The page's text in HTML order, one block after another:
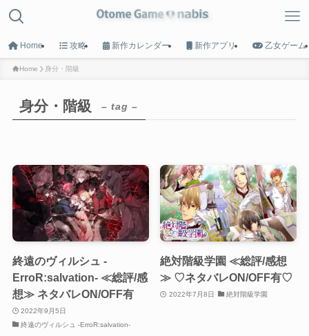
MENU
Game List
攻略タイトル一覧
Calender
新作カレンダー
Home 攻略 新作カレンダー 新作アプリ 乙女ゲーム
Home 身分・階級
身分・階級 – tag –
終遠のヴィルシュ -
ErroR:salvation- ≪総評/感
想≫ ネタバレON/OFF有
2022年9月5日
終遠のヴィルシュ -ErroR:salvation-
絶対階級学園 ≪総評/感想
≫ ♡ネタバレON/OFF有♡
2022年7月8日 絶対階級学園